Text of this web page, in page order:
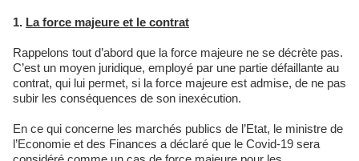
1. La force majeure et le contrat
Rappelons tout d’abord que la force majeure ne se décrète pas.
C’est un moyen juridique, employé par une partie défaillante au
contrat, qui lui permet, si la force majeure est admise, de ne pas
subir les conséquences de son inexécution.
En ce qui concerne les marchés publics de l’Etat, le ministre de
l’Economie et des Finances a déclaré que le Covid-19 sera